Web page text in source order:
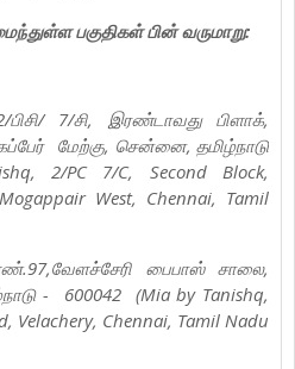
பகுதிகள் பின் வருமாறு:
7/சி, இரண்டாவது பிளாக்,
மேற்கு, சென்னை, தமிழ்நாடு
2/PC 7/C, Second Block,
Mogappair West, Chennai, Tamil
பைபாஸ் சாலை,
-
600042 (Mia by Tanishq,
Velachery, Chennai, Tamil Nadu